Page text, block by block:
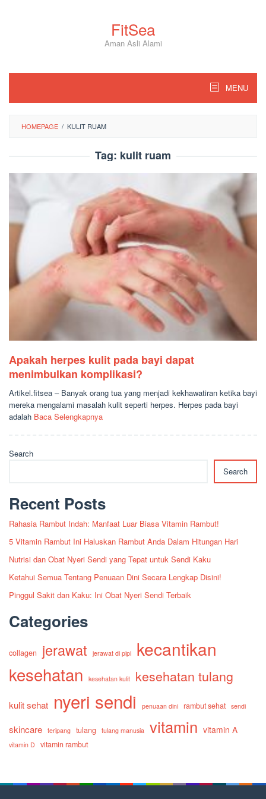
FitSea
Aman Asli Alami
MENU
HOMEPAGE / KULIT RUAM
Tag: kulit ruam
Apakah herpes kulit pada bayi dapat
menimbulkan komplikasi?
Artikel.fitsea – Banyak orang tua yang menjadi kekhawatiran ketika bayi
mereka mengalami masalah kulit seperti herpes. Herpes pada bayi
adalah Baca Selengkapnya
Search
Search
Recent Posts
Rahasia Rambut Indah: Manfaat Luar Biasa Vitamin Rambut!
5 Vitamin Rambut Ini Haluskan Rambut Anda Dalam Hitungan Hari
Nutrisi dan Obat Nyeri Sendi yang Tepat untuk Sendi Kaku
Ketahui Semua Tentang Penuaan Dini Secara Lengkap Disini!
Pinggul Sakit dan Kaku: Ini Obat Nyeri Sendi Terbaik
Categories
collagen jerawat jerawat di pipi
kecantikan
kesehatan
kesehatan kulit kesehatan tulang
kulit sehat nyeri sendi penuaan dini rambut sehat sendi
skincare teripang tulang tulang manusia vitamin vitamin A
vitamin D vitamin rambut